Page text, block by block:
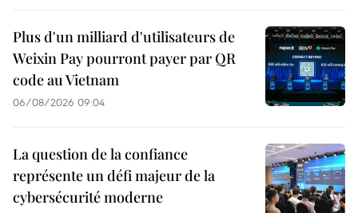
Plus d'un milliard d'utilisateurs de
Weixin Pay pourront payer par QR
code au Vietnam
06/08/2026 09:04
La question de la confiance
représente un défi majeur de la
cybersécurité moderne